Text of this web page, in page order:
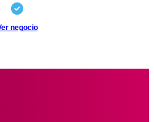
negocio